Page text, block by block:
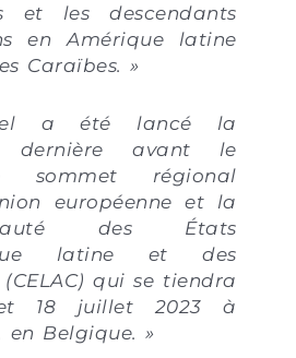
et les descendants
en Amérique latine
Caraïbes. »
a été lancé la
dernière avant le
sommet régional
européenne et la
des États
latine et des
qui se tiendra
18 juillet 2023 à
en Belgique. »